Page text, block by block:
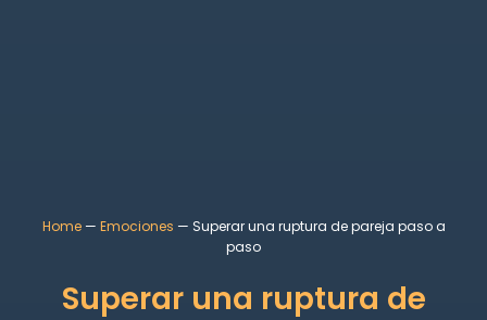
Home— Emociones — Superar una ruptura de pareja paso a
paso
Superar una ruptura de